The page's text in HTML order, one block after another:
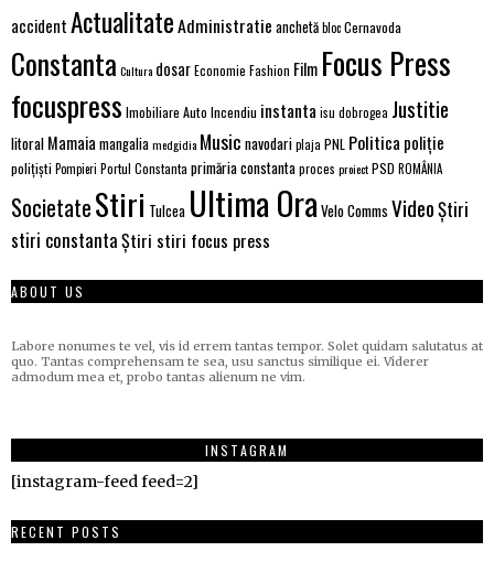
accidentActualitateAdministratie anchetăblocCernavoda
Constanta Cultura dosarEconomie Fashion Film Focus Press
focuspress Imobiliare Auto Incendiu instanta isu dobrogea Justitie
litoral Mamaia mangaliamedgidia Music navodariplaja PNL Politica poliție
polițiști Pompieri Portul Constanta primăria constantaproces proiectPSD ROMÂNIA
SocietateStiri Tulcea Ultima Ora Velo Comms VideoȘtiri
stiri constantaȘtiri stiri focus press
ABOUT US
Labore nonumes te vel, vis id errem tantas tempor. Solet quidam salutatus at
quo. Tantas comprehensam te sea, usu sanctus similique ei. Viderer
admodum mea et, probo tantas alienum ne vim.
INSTAGRAM
[instagram-feed feed=2]
RECENT POSTS